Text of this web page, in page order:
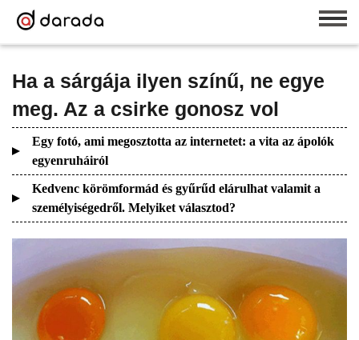
Ha a sárgája ilyen színű, ne egye
meg. Az a csirke gonosz vol
Egy fotó, ami megosztotta az internetet: a vita az ápolók
egyenruháiról
Kedvenc körömformád és gyűrűd elárulhat valamit a
személyiségedről. Melyiket választod?